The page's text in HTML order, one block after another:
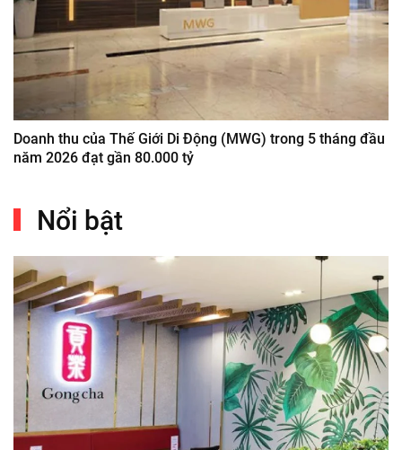
Doanh thu của Thế Giới Di Động (MWG) trong 5 tháng đầu
năm 2026 đạt gần 80.000 tỷ
Nổi bật